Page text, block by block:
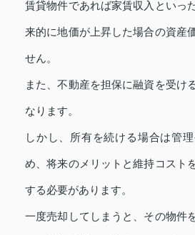
賃貸物件であれば家賃収入といっ
来的に地価が上昇した場合の資産
せん。
また、不動産を担保に融資を受け
なります。
しかし、所有を続ける場合は管
め、将来のメリットと維持コスト
する必要があります。
一度売却してしまうと、その物件